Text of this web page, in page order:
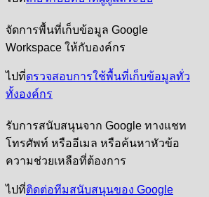
จัดการพื้นที่เก็บข้อมูล Google
Workspace ให้กับองค์กร
ไปที่ตรวจสอบการใช้พื้นที่เก็บข้อมูลทั่ว
ทั้งองค์กร
รับการสนับสนุนจาก Google ทางแชท
โทรศัพท์ หรืออีเมล หรือค้นหาหัวข้อ
ความช่วยเหลือที่ต้องการ
ไปที่ติดต่อทีมสนับสนุนของ Google